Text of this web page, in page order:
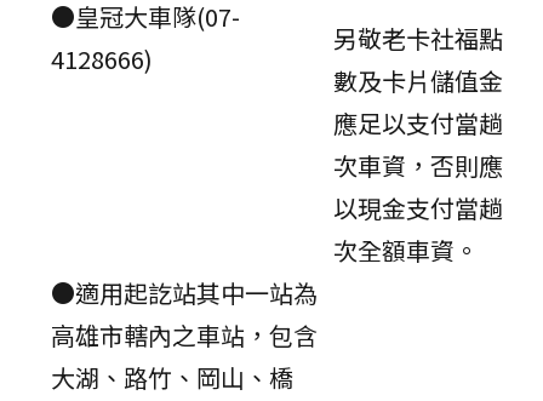
●皇冠大車隊(07-
4128666)
另敬老卡社福點
數及卡片儲值金
應足以支付當趟
次車資，否則應
以現金支付當趟
次全額車資。
●適用起訖站其中一站為
高雄市轄內之車站，包含
大湖、路竹、岡山、橋